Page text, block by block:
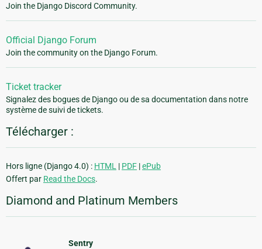
Join the Django Discord Community.
Official Django Forum
Join the community on the Django Forum.
Ticket tracker
Signalez des bogues de Django ou de sa documentation dans notre
système de suivi de tickets.
Télécharger :
Hors ligne (Django 4.0) : HTML | PDF |ePub
Offert par Read the Docs.
Diamond and Platinum Members
Sentry